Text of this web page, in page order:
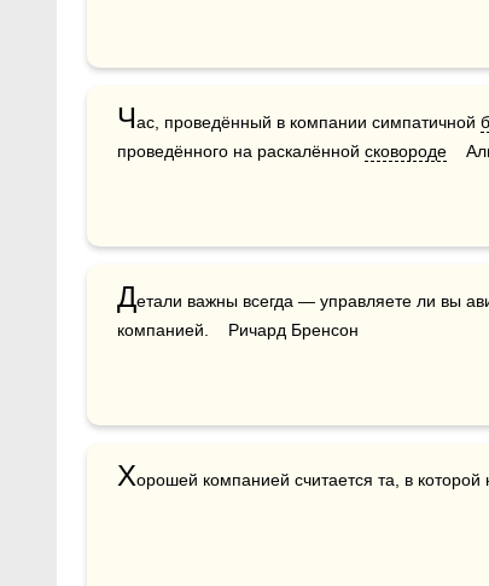
Час, проведённый в компании симпатичной
проведённого на раскалённой сковороде
Детали важны всегда — управляете ли вы
компанией.    Ричард Бренсон
Хорошей компанией считается та, в которой